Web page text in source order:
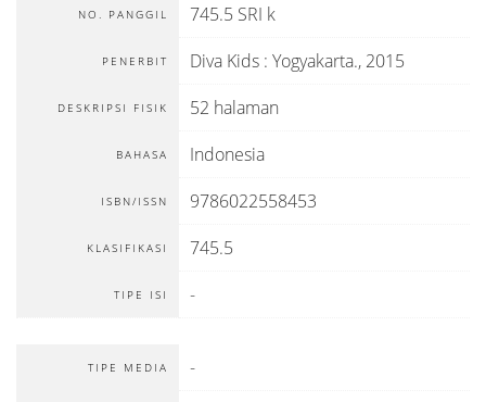
NO. PANGGIL 745.5 SRI k
PENERBIT Diva Kids : Yogyakarta., 2015
DESKRIPSI FISIK 52 halaman
BAHASA Indonesia
ISBN/ISSN 9786022558453
KLASIFIKASI 745.5
TIPE ISI -
TIPE MEDIA -